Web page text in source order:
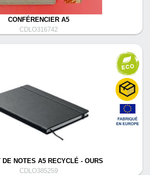
CONFÉRENCIER A5
CDLO316742
DE NOTES A5 RECYCLÉ - OURS
CDLO385259